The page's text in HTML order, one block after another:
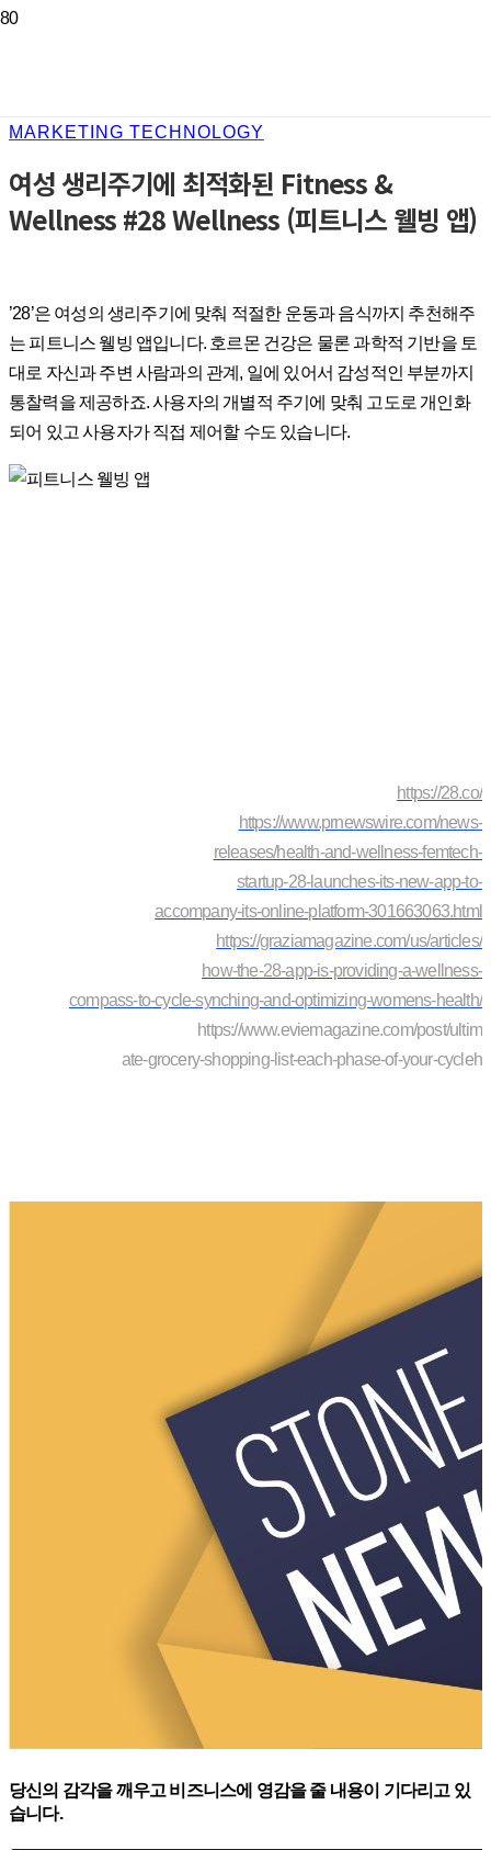
MARKETING TECHNOLOGY
여성 생리주기에 최적화된 Fitness &
Wellness #28 Wellness (피트니스 웰빙 앱)
’28’은 여성의 생리주기에 맞춰 적절한 운동과 음식까지 추천해주
는 피트니스 웰빙 앱입니다. 호르몬 건강은 물론 과학적 기반을 토
대로 자신과 주변 사람과의 관계, 일에 있어서 감성적인 부분까지
통찰력을 제공하죠. 사용자의 개별적 주기에 맞춰 고도로 개인화
되어 있고 사용자가 직접 제어할 수도 있습니다.
https://28.co/
https://www.prnewswire.com/news-
releases/health-and-wellness-femtech-
startup-28-launches-its-new-app-to-
accompany-its-online-platform-301663063.html
https://graziamagazine.com/us/articles/
how-the-28-app-is-providing-a-wellness-
compass-to-cycle-synching-and-optimizing-womens-health/
https://www.eviemagazine.com/post/ultim
ate-grocery-shopping-list-each-phase-of-your-cycleh
당신의 감각을 깨우고 비즈니스에 영감을 줄 내용이 기다리고 있
습니다.